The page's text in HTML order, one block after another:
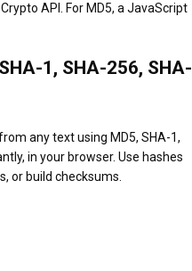
API. For MD5, a JavaScript
1, SHA-256, SHA-
any text using MD5, SHA-1,
in your browser. Use hashes
or build checksums.